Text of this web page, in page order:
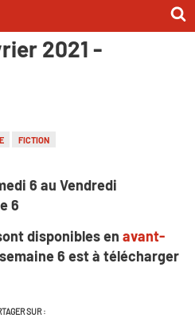
du Samedi 6 au
2021 -
FICTION
6 au Vendredi
6
disponibles en avant-
6 est à télécharger
SUR :